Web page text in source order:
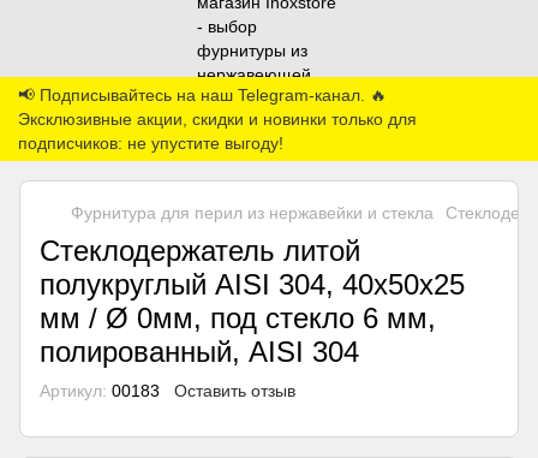
📢 Подписывайтесь на наш Telegram-канал. 🔥
Эксклюзивные акции, скидки и новинки только для
подписчиков: не упустите выгоду!
Фурнитура для перил из нержавейки и стекла
Стеклодержатель литой
полукруглый AISI 304, 40х50х25
мм / Ø 0мм, под стекло 6 мм,
полированный, AISI 304
Артикул: 00183 Оставить отзыв